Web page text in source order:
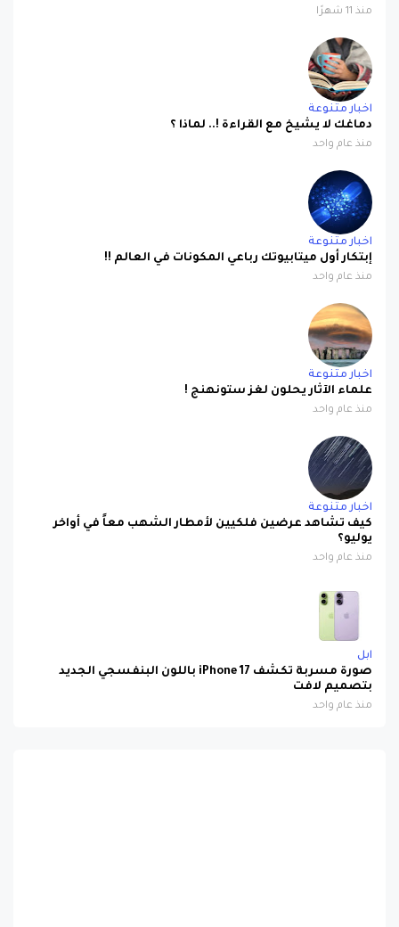
منذ 11 شهرًا
اخبار متنوعة
دماغك لا يشيخ مع القراءة !.. لماذا ؟
منذ عام واحد
اخبار متنوعة
إبتكار أول ميتابيوتك رباعي المكونات في العالم !!
منذ عام واحد
اخبار متنوعة
علماء الآثار يحلون لغز ستونهنج !
منذ عام واحد
اخبار متنوعة
كيف تشاهد عرضين فلكيين لأمطار الشهب معاً في أواخر
يوليو؟
منذ عام واحد
ابل
صورة مسربة تكشف iPhone 17 باللون البنفسجي الجديد
بتصميم لافت
منذ عام واحد